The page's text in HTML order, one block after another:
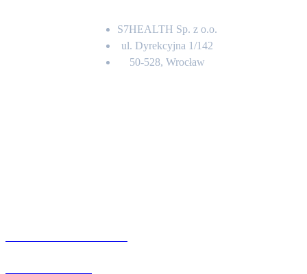
S7HEALTH Sp. z o.o.
ul. Dyrekcyjna 1/142
50-528, Wrocław